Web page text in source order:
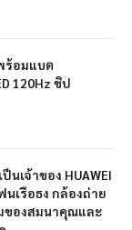
ร้อมแบต
120Hz ชิป
นเจ้าของ HUAWEI
นเรือธง กล้องถ่าย
ของสมนาคุณและ